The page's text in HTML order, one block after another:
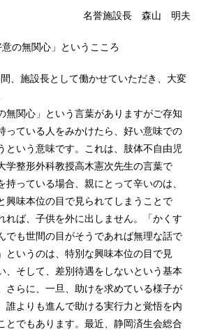
名誉施設長 森山 明夫
意の無関心」というこころ
、施設長として働かせていただき、大変
関心」という言葉がありますがご存知
っている人をみかけたら、好い意味での
という意味です。これは、肢体不自由児
学整形外科教授高木憲次先生の言葉で
持っている場合、親にとって辛いのは、
興味本位の目で見られてしまうことで
れば、子供を外に出しません。「かくす
でも世間の目がそうであれば無理な話で
というのは、特別な興味本位の目で見
、そして、差別待遇をしないという基本
さらに、一旦、助けを求めている様子が
誰よりも進んで助ける実行力と覚悟を内
とでもあります。最近、静岡済生会総合